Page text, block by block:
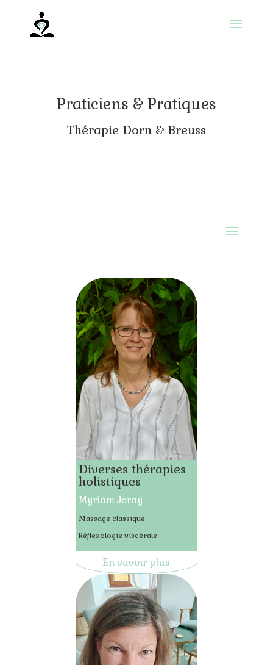
Praticiens & Pratiques
Thérapie Dorn & Breuss
Diverses thérapies
holistiques
Myriam Joray
Massage classique
Réflexologie viscérale
En savoir plus